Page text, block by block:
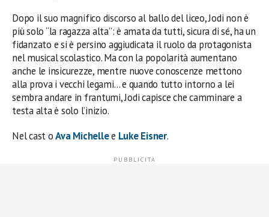
Dopo il suo magnifico discorso al ballo del liceo, Jodi non è
più solo “la ragazza alta”: è amata da tutti, sicura di sé, ha un
fidanzato e si è persino aggiudicata il ruolo da protagonista
nel musical scolastico. Ma con la popolarità aumentano
anche le insicurezze, mentre nuove conoscenze mettono
alla prova i vecchi legami… e quando tutto intorno a lei
sembra andare in frantumi, Jodi capisce che camminare a
testa alta è solo l’inizio.
Nel cast oAva Michellee Luke Eisner.